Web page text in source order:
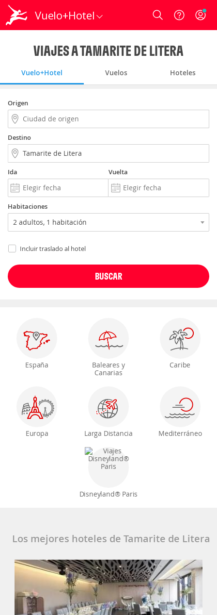
Vuelo+Hotel Login
VIAJES A TAMARITE DE LITERA
Vuelo+Hotel Vuelos Hoteles
Origen
Destino
Ida Vuelta
Habitaciones
Incluir traslado al hotel
España
Baleares y
Canarias
Caribe
Europa Larga Distancia Mediterráneo
Disneyland® Paris
Los mejores hoteles de Tamarite de Litera